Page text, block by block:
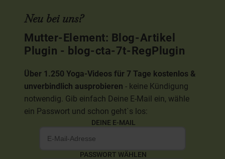
Neu bei uns?
Mutter-Element: Blog-Artikel
Plugin - blog-cta-7t-RegPlugin
Über 1.250 Yoga-Videos für 7 Tage kostenlos &
unverbindlich ausprobieren - keine Kündigung
notwendig. Gib einfach Deine E-Mail ein, wähle
ein Passwort und schon geht`s los:
DEINE E-MAIL
PASSWORT WÄHLEN